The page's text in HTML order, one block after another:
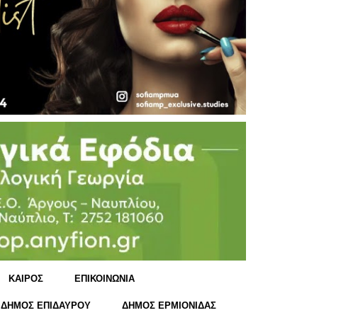
KΑΙΡΟΣ ΕΠΙΚΟΙΝΩΝΙΑ
ΔΗΜΟΣ ΕΠΙΔΑΥΡΟΥ ΔΗΜΟΣ ΕΡΜΙΟΝΙΔΑΣ